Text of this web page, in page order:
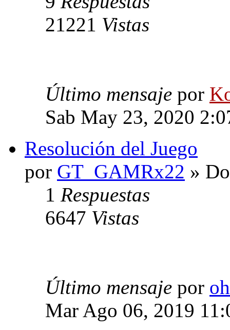
21221 Vistas
Último mensaje por
Sab May 23, 2020
Resolución del Juego
por GT_GAMRx22 »
1 Respuestas
6647 Vistas
Último mensaje por
Mar Ago 06, 2019